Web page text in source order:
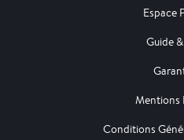
Espace
Guide
Mentions
Conditions